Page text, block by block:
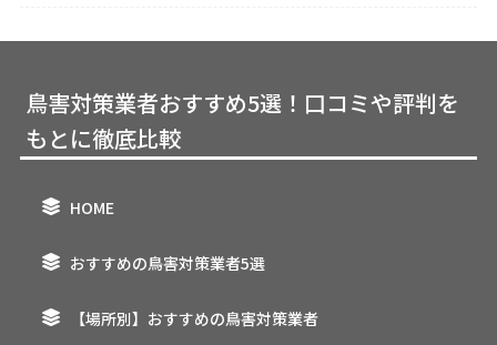
鳥害対策業者おすすめ5選！口コミや評判を
もとに徹底比較
HOME
おすすめの鳥害対策業者5選
【場所別】おすすめの鳥害対策業者